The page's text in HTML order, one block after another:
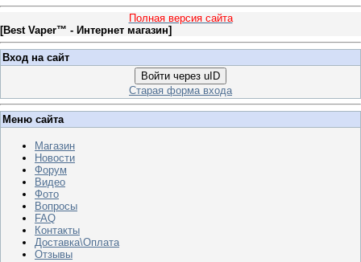
Полная версия сайта
[Best Vaper™ - Интернет магазин]
Вход на сайт
Войти через uID
Старая форма входа
Меню сайта
Магазин
Новости
Форум
Видео
Фото
Вопросы
FAQ
Контакты
Доставка\Оплата
Отзывы